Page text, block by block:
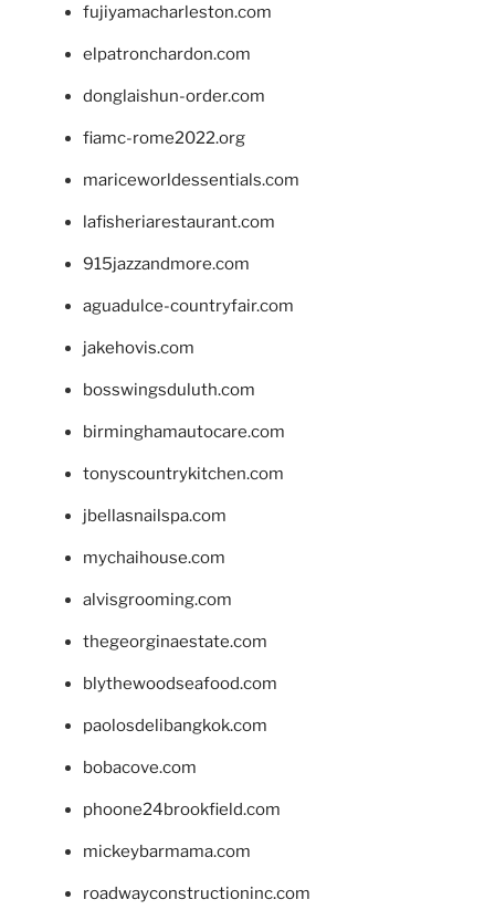
fujiyamacharleston.com
elpatronchardon.com
donglaishun-order.com
fiamc-rome2022.org
mariceworldessentials.com
lafisheriarestaurant.com
915jazzandmore.com
aguadulce-countryfair.com
jakehovis.com
bosswingsduluth.com
birminghamautocare.com
tonyscountrykitchen.com
jbellasnailspa.com
mychaihouse.com
alvisgrooming.com
thegeorginaestate.com
blythewoodseafood.com
paolosdelibangkok.com
bobacove.com
phoone24brookfield.com
mickeybarmama.com
roadwayconstructioninc.com